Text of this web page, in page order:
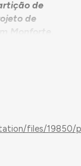
de
de
Monforte,
de
de
na zona
a
do
files/19850/